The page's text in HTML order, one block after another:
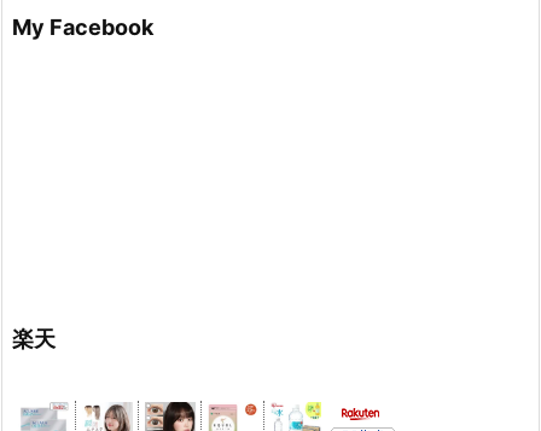
My Facebook
楽天